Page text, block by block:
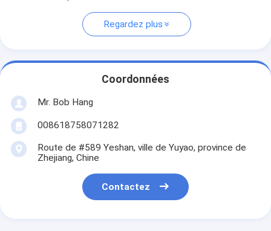
Regardez plus
Coordonnées
Mr. Bob Hang
008618758071282
Route de #589 Yeshan, ville de Yuyao, province de
Zhejiang, Chine
Contactez